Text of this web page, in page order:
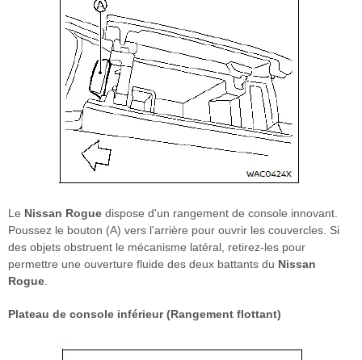
Le Nissan Rogue dispose d'un rangement de console innovant.
Poussez le bouton (A) vers l'arrière pour ouvrir les couvercles. Si
des objets obstruent le mécanisme latéral, retirez-les pour
permettre une ouverture fluide des deux battants du Nissan
Rogue
Plateau de console inférieur (Rangement flottant)